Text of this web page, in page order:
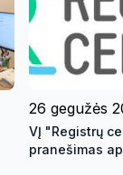
darbdaviams
26 gegužės
VĮ "Registrų
pranešimas